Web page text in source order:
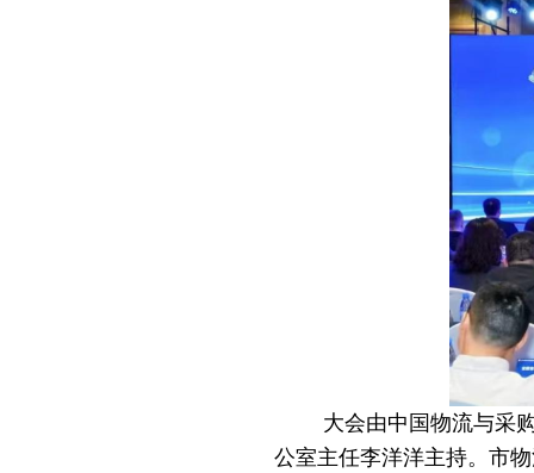
大会由中国物流与采
公室主任李洋洋主持。市